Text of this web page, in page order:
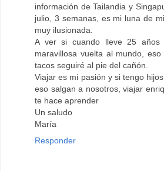
información de Tailandia y
julio, 3 semanas, es mi luna de
muy ilusionada.
A ver si cuando lleve 25 años
maravillosa vuelta al mundo,
tacos seguiré al pie del cañón.
Viajar es mi pasión y si tengo
eso salgan a nosotros, viajar
te hace aprender
Un saludo
María
Responder